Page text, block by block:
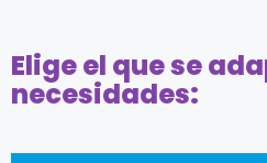
Elige el que se
necesidades: